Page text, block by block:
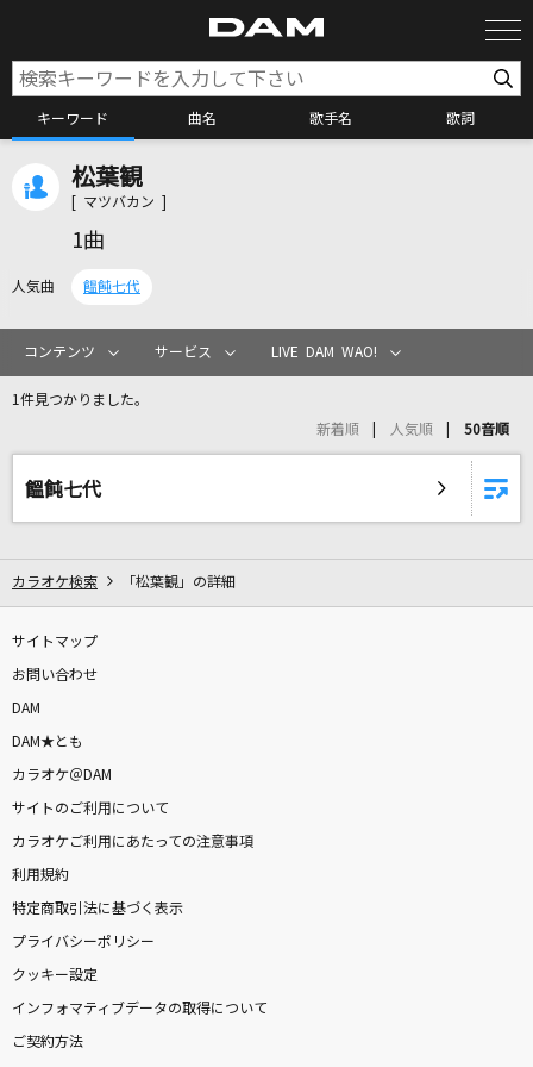
キーワード 曲名 歌手名 歌詞
カラオケリクエスト
CHEMISTRY
Ol' 55 [オール'55]
IRIS OUT(ビデオクリップバージョン)
米津玄師
[生音]優しい雨
小泉今日子
松葉観
[ マツバカン ]
1曲
人気曲 饂飩七代
コンテンツ サービス LIVE DAM WAO!
1件見つかりました。
新着順 人気順 50音順
饂飩七代
カラオケ検索 「松葉観」の詳細
サイトマップ
お問い合わせ
DAM
DAM★とも
カラオケ＠DAM
サイトのご利用について
カラオケご利用にあたっての注意事項
利用規約
特定商取引法に基づく表示
プライバシーポリシー
クッキー設定
インフォマティブデータの取得について
ご契約方法